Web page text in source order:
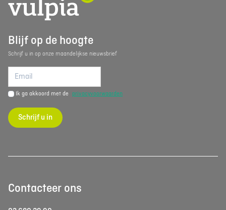
Blijf op de hoogte
Schrijf u in op onze maandelijkse nieuwsbrief
Ik ga akkoord met de privacyvoorwaarden
Schrijf u in
Contacteer ons